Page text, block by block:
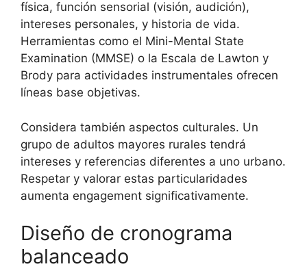
física, función sensorial (visión, audición),
intereses personales, y historia de vida.
Herramientas como el Mini-Mental State
Examination (MMSE) o la Escala de Lawton y
Brody para actividades instrumentales ofrecen
líneas base objetivas.
Considera también aspectos culturales. Un
grupo de adultos mayores rurales tendrá
intereses y referencias diferentes a uno urbano.
Respetar y valorar estas particularidades
aumenta engagement significativamente.
Diseño de cronograma
balanceado